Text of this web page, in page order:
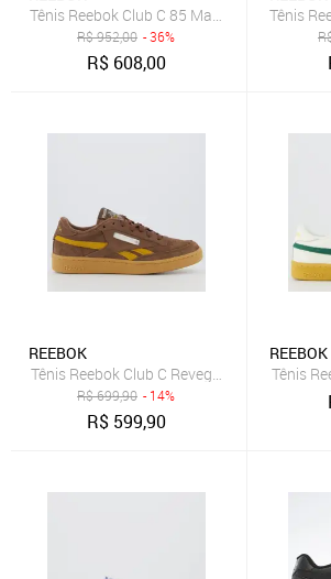
Tênis Reebok Club C 85 Masculino Preto
R$952,00 - 36%
R$ 608,00
Tênis
REEBOK
Tênis Reebok Club C Revege Marrom
R$699,90 - 14%
R$ 599,90
REEBOK
Tênis